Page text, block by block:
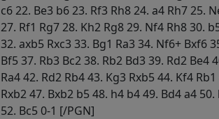
c6 22. Be3 b6 23. Rf3 Rh8 24. a4 Rh7 25.
27. Rf1 Rg7 28. Kh2 Rg8 29. Nf4 Rh8 30.
32. axb5 Rxc3 33. Bg1 Ra3 34. Nf6+ Bxf6
Bf5 37. Rb3 Bc2 38. Rb2 Bd3 39. Rd2 Be4
Ra4 42. Rd2 Rb4 43. Kg3 Rxb5 44. Kf4
Rxb2 47. Bxb2 b5 48. h4 b4 49. Bd4 a4 50.
52. Bc5 0-1 [/PGN]